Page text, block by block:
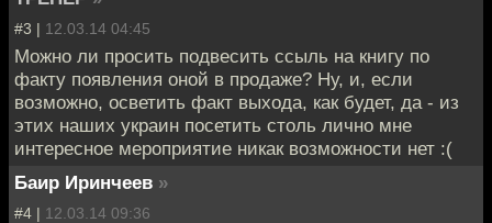
#3 | 12.03.14 04:45
Можно ли просить подвесить ссыль на книгу по
факту появления оной в продаже? Ну, и, если
возможно, осветить факт выхода, как будет, да - из
этих наших украин посетить столь лично мне
интересное мероприятие никак возможности нет :(
Баир Иринчеев »
#4 | 12.03.14 09:36